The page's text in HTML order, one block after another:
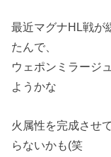
最近マグナHL戦が
たんで、
ウェポンミラージ
ようかな
火属性を完成させ
らないかも(笑